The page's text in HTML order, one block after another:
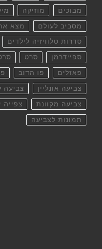
מבוכים מוזיקה
מסביב לעולם מצא
סדרות טלוויזיה לילדים
ספיידרמן סרט
פאזלים פו הדוב
צביעה אונליין צביעה
צביעה מקוונת צפייה
תמונות לצביעה